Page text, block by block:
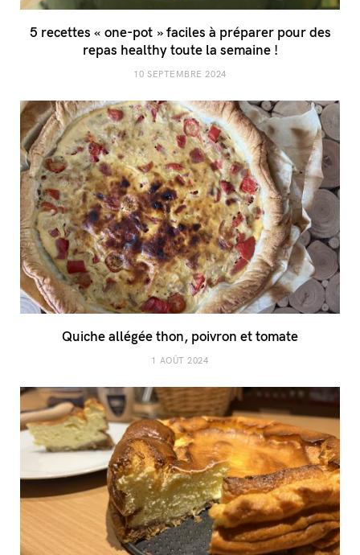
5 recettes « one-pot » faciles à préparer pour des
repas healthy toute la semaine !
10 SEPTEMBRE 2024
Quiche allégée thon, poivron et tomate
1 AOÛT 2024